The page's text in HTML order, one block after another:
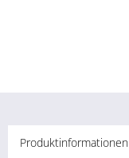
Produktinformationen